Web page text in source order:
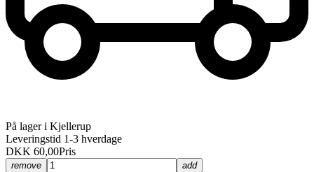
På lager i Kjellerup
Leveringstid 1-3 hverdage
DKK 60,00Pris
remove
add